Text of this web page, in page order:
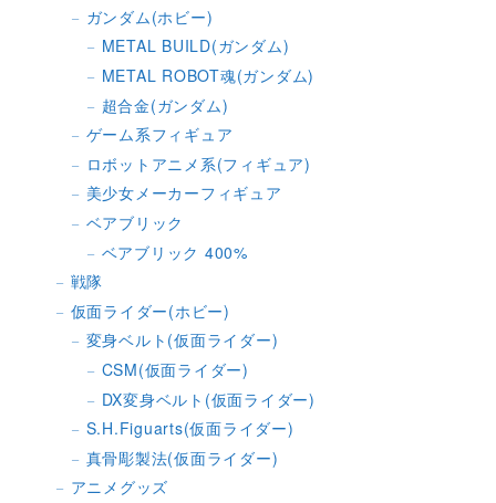
ガンダム(ホビー)
METAL BUILD(ガンダム)
METAL ROBOT魂(ガンダム)
超合金(ガンダム)
ゲーム系フィギュア
ロボットアニメ系(フィギュア)
美少女メーカーフィギュア
ベアブリック
ベアブリック 400%
戦隊
仮面ライダー(ホビー)
変身ベルト(仮面ライダー)
CSM(仮面ライダー)
DX変身ベルト(仮面ライダー)
S.H.Figuarts(仮面ライダー)
真骨彫製法(仮面ライダー)
アニメグッズ